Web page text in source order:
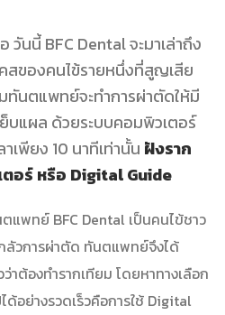
วันนี้ BFC Dental จะมาเล่าถึง
สของคนไข้รายหนึ่งที่สูญเสีย
ทันตแพทย์จะทำการผ่าตัดให้มี
บแผล ด้วยระบบคอมพิวเตอร์
เพียง 10 นาทีเท่านั้น ฝังราก
อร์ หรือ Digital Guide
แพทย์ BFC Dental เป็นคนไข้ชาว
วการผ่าตัด ทันตแพทย์จึงได้
าต้องทำรากเทียม โดยหาทางเลือก
อย่างรวดเร็วคือการใช้ Digital